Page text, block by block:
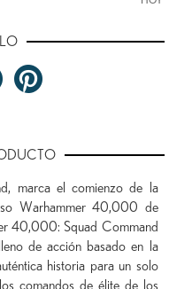
marca el comienzo de la
Warhammer 40,000 de
40,000: Squad Command
de acción basado en la
historia para un solo
comandos de élite de los